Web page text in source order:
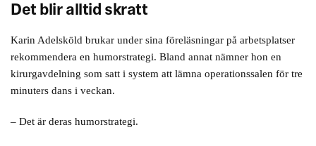
Det blir alltid skratt
Karin Adelsköld brukar under sina föreläsningar på arbetsplatser
rekommendera en humorstrategi. Bland annat nämner hon en
kirurgavdelning som satt i system att lämna operationssalen för tre
minuters dans i veckan.
– Det är deras humorstrategi.